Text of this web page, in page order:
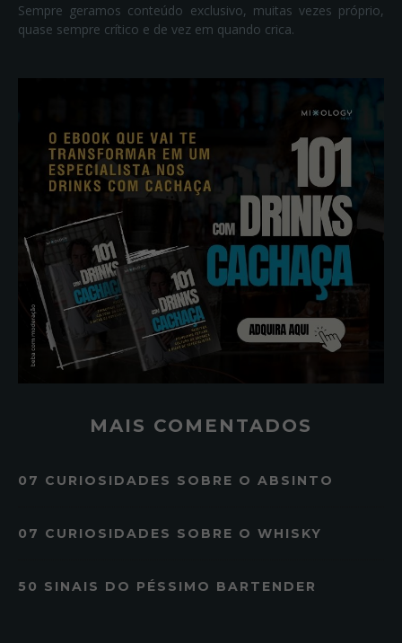
Sempre geramos conteúdo exclusivo, muitas vezes próprio,
quase sempre crítico e de vez em quando crica.
MAIS COMENTADOS
07 CURIOSIDADES SOBRE O ABSINTO
07 CURIOSIDADES SOBRE O WHISKY
50 SINAIS DO PÉSSIMO BARTENDER